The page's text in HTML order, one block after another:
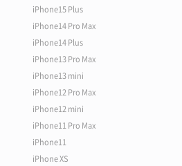
iPhone15 Plus
iPhone14 Pro Max
iPhone14 Plus
iPhone13 Pro Max
iPhone13 mini
iPhone12 Pro Max
iPhone12 mini
iPhone11 Pro Max
iPhone11
iPhone XS